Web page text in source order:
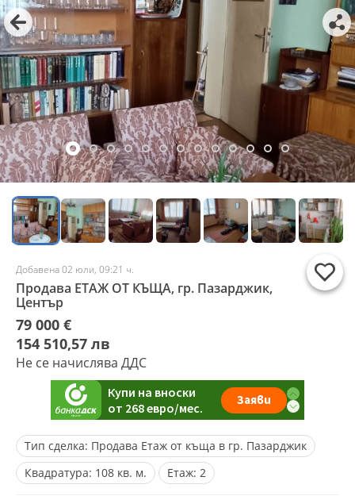
Добавена 02 юли, 09:21 ч.
Продава ЕТАЖ ОТ КЪЩА, гр. Пазарджик,
Център
79 000 €
154 510,57 лв
Не се начислява ДДС
Тип сделка: Продава Етаж от къща в гр. Пазарджик
Квадратура: 108 кв. м. Eтаж: 2